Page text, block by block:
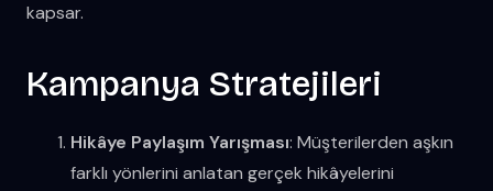
kapsar.
Kampanya Stratejileri
Hikâye Paylaşım Yarışması: Müşterilerden aşkın
farklı yönlerini anlatan gerçek hikâyelerini